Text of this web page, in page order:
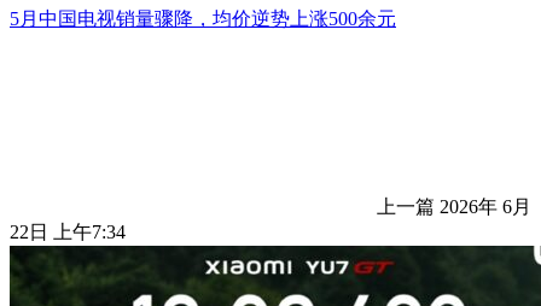
5月中国电视销量骤降，均价逆势上涨500余元
上一篇 2026年 6月
22日 上午7:34